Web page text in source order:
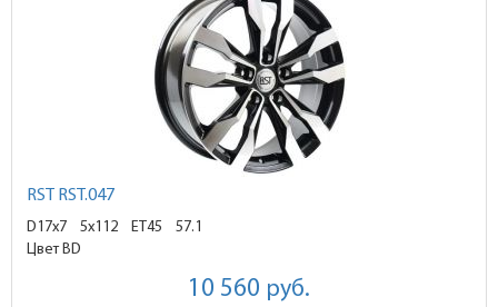
RST RST.047
D17x7 5x112 ET45
57.1
Цвет BD
10 560 руб.